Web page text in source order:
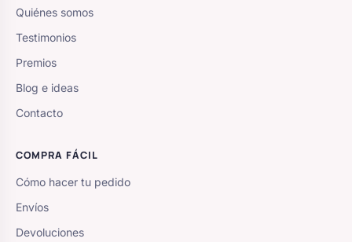
Quiénes somos
Testimonios
Premios
Blog e ideas
Contacto
COMPRA FÁCIL
Cómo hacer tu pedido
Envíos
Devoluciones